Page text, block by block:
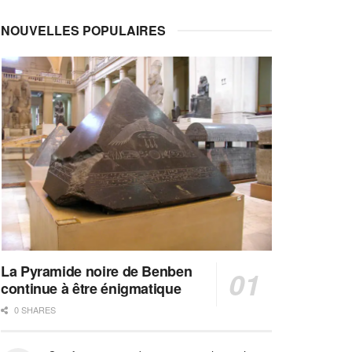
NOUVELLES POPULAIRES
La Pyramide noire de Benben
continue à être énigmatique
0 SHARES